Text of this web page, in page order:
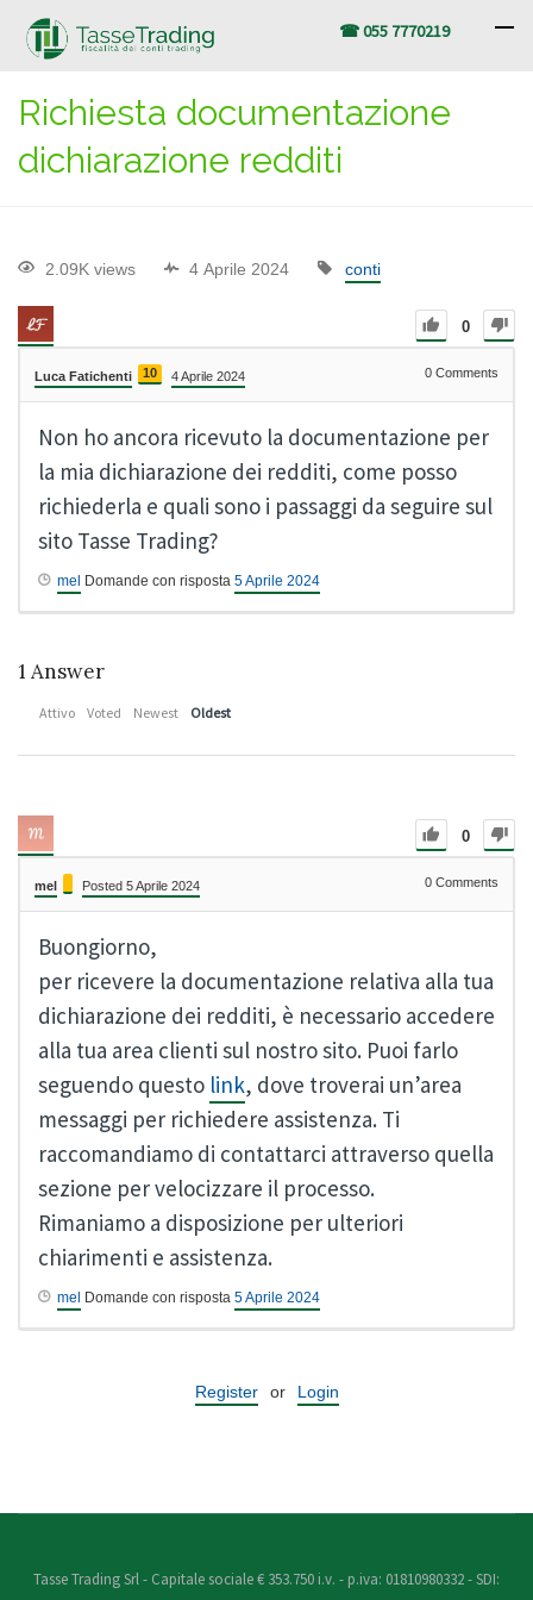
☎ 055 7770219
Richiesta documentazione
dichiarazione redditi
2.09K views 4 Aprile 2024 conti
0
Luca Fatichenti 10 4 Aprile 2024 0 Comments
Non ho ancora ricevuto la documentazione per
la mia dichiarazione dei redditi, come posso
richiederla e quali sono i passaggi da seguire sul
sito Tasse Trading?
mel Domande con risposta 5 Aprile 2024
1 Answer
Attivo Voted Newest Oldest
0
mel Posted 5 Aprile 2024 0 Comments
Buongiorno,
per ricevere la documentazione relativa alla tua
dichiarazione dei redditi, è necessario accedere
alla tua area clienti sul nostro sito. Puoi farlo
seguendo questo link, dove troverai un’area
messaggi per richiedere assistenza. Ti
raccomandiamo di contattarci attraverso quella
sezione per velocizzare il processo.
Rimaniamo a disposizione per ulteriori
chiarimenti e assistenza.
mel Domande con risposta 5 Aprile 2024
Register or Login
Tasse Trading Srl - Capitale sociale € 353.750 i.v. - p.iva: 01810980332 - SDI: